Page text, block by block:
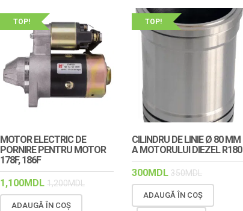
TOP!
MOTOR ELECTRIC DE
PORNIRE PENTRU MOTOR
178F, 186F
1,100MDL 1,200MDL
ADAUGĂ ÎN COȘ
TOP!
CILINDRU DE LINIE Ø 80 MM
A MOTORULUI DIEZEL R180
300MDL 350MDL
ADAUGĂ ÎN COȘ